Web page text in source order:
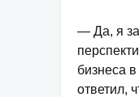
— Да, я
бизнеса
ответил,